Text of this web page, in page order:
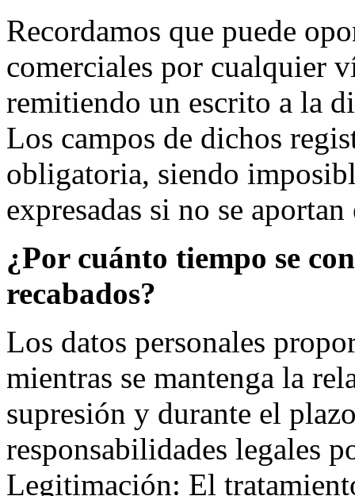
Recordamos que puede
comerciales por cualquier
remitiendo un escrito a la
Los campos de dichos
obligatoria, siendo
expresadas si no se aportan
¿Por cuánto tiempo se
recabados?
Los datos personales
mientras se mantenga la
supresión y durante el
responsabilidades legales
Legitimación: El